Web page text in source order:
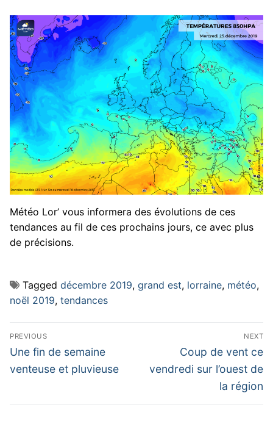
Météo Lor’ vous informera des évolutions de ces
tendances au fil de ces prochains jours, ce avec plus
de précisions.
Tagged décembre 2019, grand est, lorraine, météo,
noël 2019, tendances
Navigation
de
l’article
PREVIOUS
Previous
post:
Une fin de semaine
venteuse et pluvieuse
NEXT
Next
post:
Coup de vent ce
vendredi sur l’ouest de
la région